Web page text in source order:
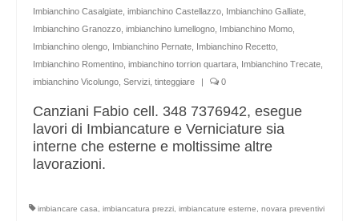
Imbianchino Casalgiate, imbianchino Castellazzo, Imbianchino Galliate,
Imbianchino Granozzo, imbianchino lumellogno, Imbianchino Momo,
Imbianchino olengo, Imbianchino Pernate, Imbianchino Recetto,
Imbianchino Romentino, imbianchino torrion quartara, Imbianchino Trecate,
imbianchino Vicolungo, Servizi, tinteggiare 0
Canziani Fabio cell. 348 7376942, esegue
lavori di Imbiancature e Verniciature sia
interne che esterne e moltissime altre
lavorazioni.
imbiancare casa, imbiancatura prezzi, imbiancature esterne, novara preventivi